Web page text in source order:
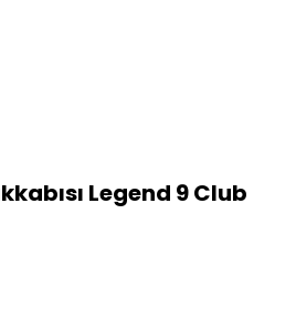
Legend 9 Club